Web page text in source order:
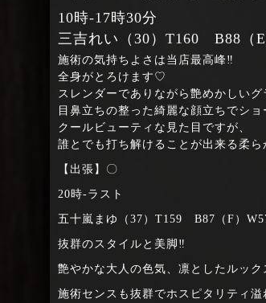
10時‐17時30分
三吉れい（30）T160 B88（
施術の気持ちよさは当店最高峰‼
全身がとろけます♡
スレンダーでありながら艶めかしいグ
目鼻立ちの整った綺麗な顔立ちでシ
クールビューティな見た目ですが、
誰とでも打ち解けることが出来る柔
【出張】〇
20時‐ラスト
五十嵐まゆ（37）T159 B87（F）
抜群のスタイルと美脚‼
艶やかな大人の色気、凛としたルッ
施術センスも抜群でホスピタリティ